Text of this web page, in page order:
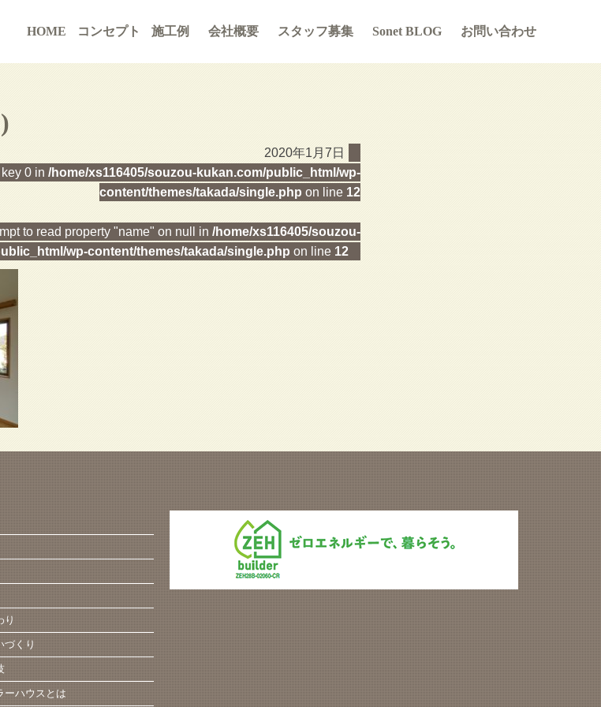
HOME コンセプト 施工例 会社概要 スタッフ募集 Sonet BLOG お問い合わせ
2020年1月7日
0 in /home/xs116405/souzou-kukan.com/public_html/wp-
content/themes/takada/single.php on line 12
to read property "name" on null in /home/xs116405/souzou-
wp-content/themes/takada/single.php on line 12
り
づくり
ーハウスとは